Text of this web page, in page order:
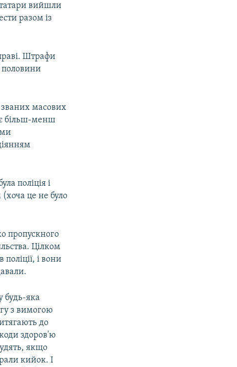
татари вийшли
разом із
Штрафи
половини
званих масових
більш-менш
поліція і
це не було
пропускного
Цілком
і вони
будь-яка
з вимогою
до
здоров'ю
якщо
кийок. І